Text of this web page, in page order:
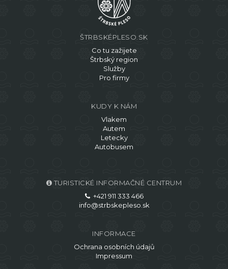
ŠTRBSKÉPLESO.SK
Co tu zažijete
Štrbský region
Služby
Pro firmy
KUDY K NÁM
Vlakem
Autem
Letecky
Autobusem
TURISTICKÉ INFORMAČNÉ CENTRUM
+421 911 333 466
info@strbskepleso.sk
INFORMACE
Ochrana osobních údajů
Impressum